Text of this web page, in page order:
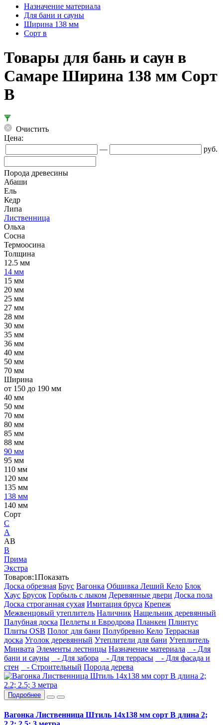
Назначение материала
Для бани и сауны
Ширина 138 мм
Сорт в
Товары для бань и саун в
Самаре Ширина 138 мм Сорт
В
Очистить
Цена:
—
руб.
Порода древесины
Абаши
Ель
Кедр
Липа
Лиственница
Ольха
Сосна
Термоосина
Толщина
12.5 мм
14 мм
15 мм
20 мм
25 мм
27 мм
28 мм
30 мм
35 мм
36 мм
40 мм
50 мм
70 мм
Ширина
от 150 до 190 мм
40 мм
50 мм
70 мм
80 мм
85 мм
88 мм
90 мм
95 мм
110 мм
120 мм
135 мм
138 мм
140 мм
Сорт
C
А
АВ
В
Прима
Экстра
Товаров:1Показать
Доска обрезная Брус Вагонка Обшивка Леший Кело Блок
Хаус Брусок Горбыль с лыком Деревянные двери Доска пола
Доска строганная сухая Имитация бруса Крепеж
Межвенцовый утеплитель Наличник Нащельник деревянный
Палубная доска Пеллеты и Евродрова Планкен Плинтус
Плиты OSB Полог для бани Полубревно Кело Террасная
доска Уголок деревянный Утеплители для бани Утеплитель
Минвата Элементы лестницы Назначение материала
- Для
бани и сауны
- Для забора - Для террасы
- Для фасада и
стен
- Строительный Порода дерева
Подробнее
Вагонка Лиственница Штиль 14х138 мм сорт В длина 2;